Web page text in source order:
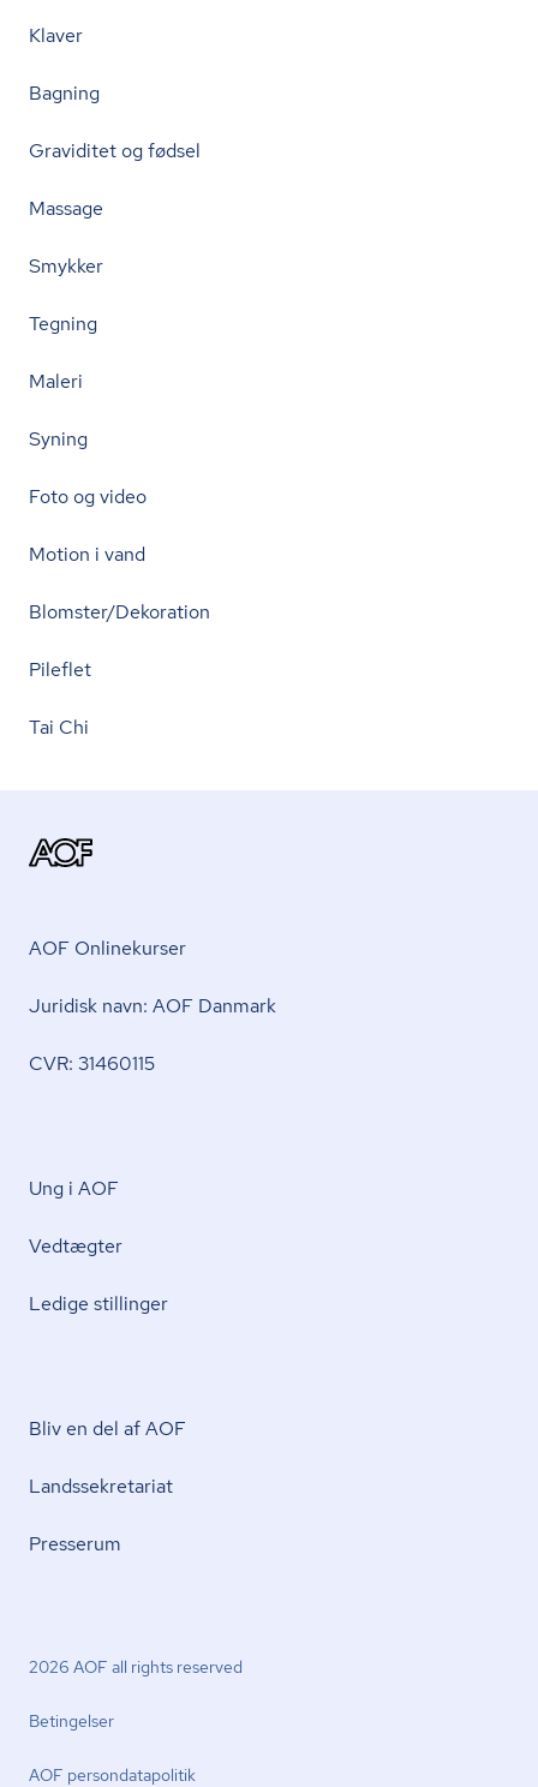
Klaver
Bagning
Graviditet og fødsel
Massage
Smykker
Tegning
Maleri
Syning
Foto og video
Motion i vand
Blomster/Dekoration
Pileflet
Tai Chi
AOF Onlinekurser
Juridisk navn: AOF Danmark
CVR: 31460115
Ung i AOF
Vedtægter
Ledige stillinger
Bliv en del af AOF
Lands­se­kre­ta­ri­at
Presserum
2026 AOF all rights reserved
Betingelser
AOF per­son­da­ta­po­li­tik